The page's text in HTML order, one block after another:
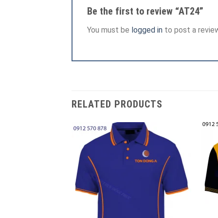
Be the first to review “AT24”
You must be logged in to post a
RELATED PRODUCTS